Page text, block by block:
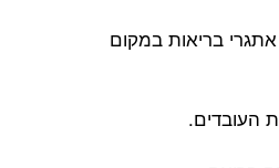
אתגרי בריאות במקום